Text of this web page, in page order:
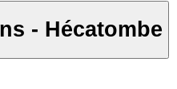
- Hécatombe